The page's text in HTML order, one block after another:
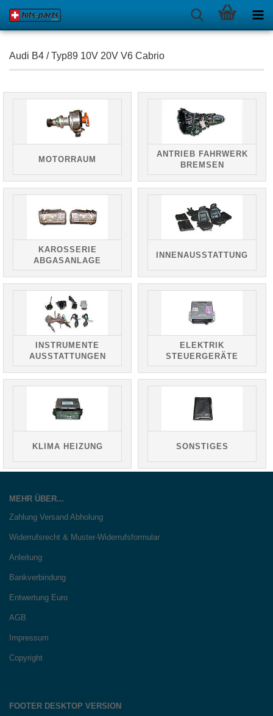
Audi B4 / Typ89 10V 20V V6 Cabrio
MOTORRAUM
ANTRIEB FAHRWERK
BREMSEN
KAROSSERIE
ABGASANLAGE
INNENAUSSTATTUNG
INSTRUMENTE
AUSSTATTUNGEN
ELEKTRIK
STEUERGERÄTE
KLIMA HEIZUNG SONSTIGES
MEHR ÜBER...
Zahlung Versand Abholung
Widerrufsrecht & Muster-Widerrufsformular
Anleitung
Bankverbindung
Entwertung Euro
AGB
Impressum
Copyright
FOOTER DESKTOP VERSION